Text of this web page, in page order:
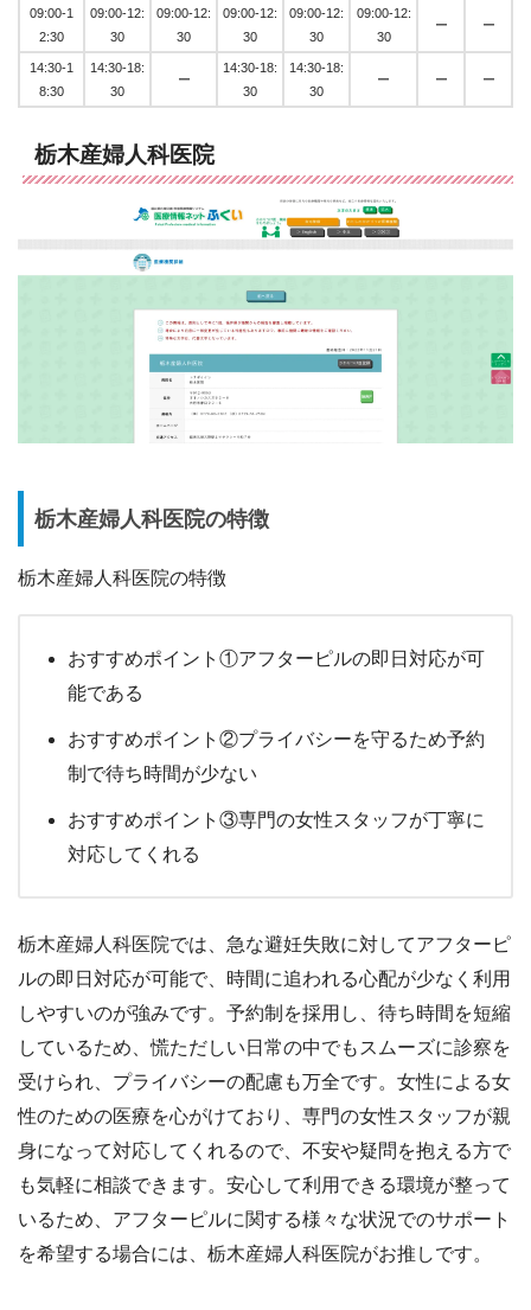
09:00-1
2:30
09:00-12:
30
09:00-12:
30
09:00-12:
30
09:00-12:
30
09:00-12:
30
ー ー
14:30-1
8:30
14:30-18:
30
ー
14:30-18:
30
14:30-18:
30
ー ー ー
栃木産婦人科医院
栃木産婦人科医院の特徴
栃木産婦人科医院の特徴
おすすめポイント①アフターピルの即日対応が可
能である
おすすめポイント②プライバシーを守るため予約
制で待ち時間が少ない
おすすめポイント③専門の女性スタッフが丁寧に
対応してくれる
栃木産婦人科医院では、急な避妊失敗に対してアフターピ
ルの即日対応が可能で、時間に追われる心配が少なく利用
しやすいのが強みです。予約制を採用し、待ち時間を短縮
しているため、慌ただしい日常の中でもスムーズに診察を
受けられ、プライバシーの配慮も万全です。女性による女
性のための医療を心がけており、専門の女性スタッフが親
身になって対応してくれるので、不安や疑問を抱える方で
も気軽に相談できます。安心して利用できる環境が整って
いるため、アフターピルに関する様々な状況でのサポート
を希望する場合には、栃木産婦人科医院がお推しです。